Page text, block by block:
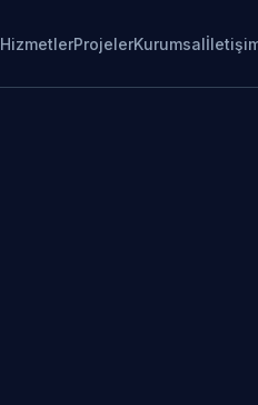
HizmetlerProjelerKurumsal